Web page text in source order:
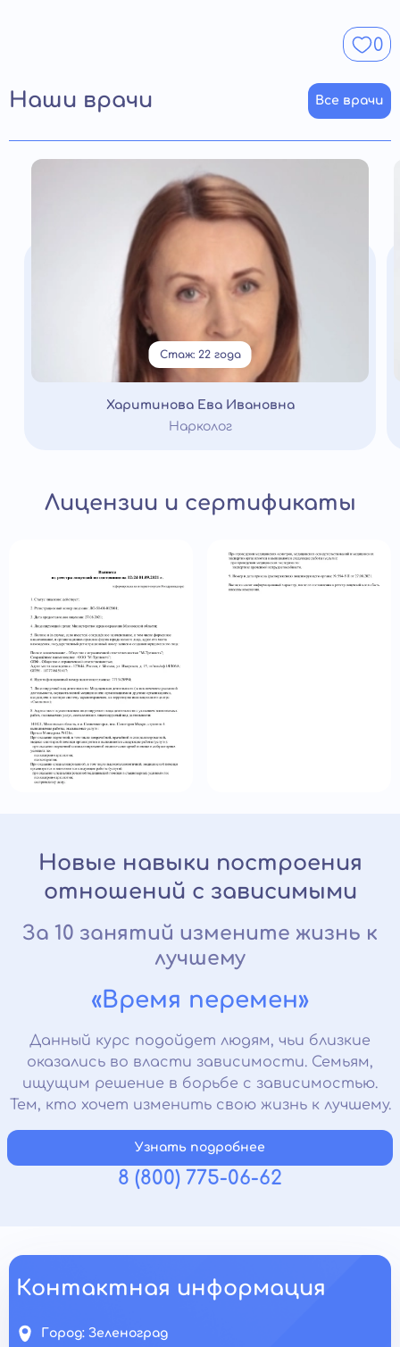
0
Наши врачи Все врачи
Стаж: 22 года
Харитинова Ева Ивановна
Нарколог
Лицензии и сертификаты
Новые навыки построения
отношений с зависимыми
За 10 занятий измените жизнь к
лучшему
«Время перемен»
Данный курс подойдет людям, чьи близкие
оказались во власти зависимости. Семьям,
ищущим решение в борьбе с зависимостью.
Тем, кто хочет изменить свою жизнь к лучшему.
Узнать подробнее
8 (800) 775-06-62
Контактная информация
Город: Зеленоград